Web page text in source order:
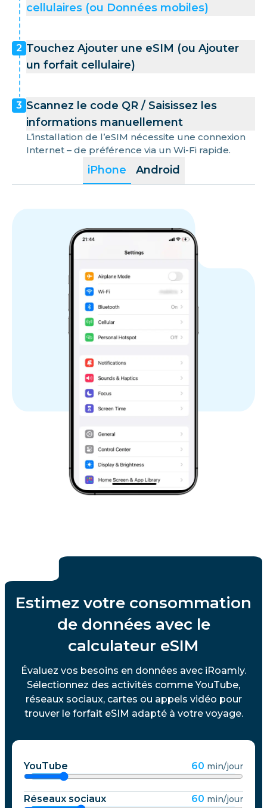
iPhone Android
cellulaires (ou Données mobiles)
2 Touchez Ajouter une eSIM (ou Ajouter
un forfait cellulaire)
3 Scannez le code QR / Saisissez les
informations manuellement
L’installation de l’eSIM nécessite une connexion
Internet – de préférence via un Wi-Fi rapide.
Estimez votre consommation
de données avec le
calculateur eSIM
Évaluez vos besoins en données avec iRoamly.
Sélectionnez des activités comme YouTube,
réseaux sociaux, cartes ou appels vidéo pour
trouver le forfait eSIM adapté à votre voyage.
YouTube 60 min/jour
Réseaux sociaux 60 min/jour